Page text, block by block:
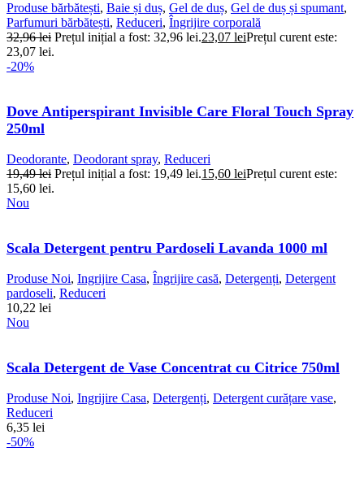
Produse bărbătești, Baie și duș, Gel de duș, Gel de duș și spumant,
Parfumuri bărbătești, Reduceri, Îngrijire corporală
32,96lei Prețul inițial a fost: 32,96 lei.23,07 leiPrețul curent este:
23,07 lei.
-20%
Dove Antiperspirant Invisible Care Floral Touch Spray
250ml
Deodorante, Deodorant spray, Reduceri
19,49lei Prețul inițial a fost: 19,49 lei.15,60 leiPrețul curent este:
15,60 lei.
Nou
Scala Detergent pentru Pardoseli Lavanda 1000 ml
Produse Noi, Ingrijire Casa, Îngrijire casă, Detergenți, Detergent
pardoseli, Reduceri
10,22 lei
Nou
Scala Detergent de Vase Concentrat cu Citrice 750ml
Produse Noi, Ingrijire Casa, Detergenți, Detergent curățare vase,
Reduceri
6,35 lei
-50%